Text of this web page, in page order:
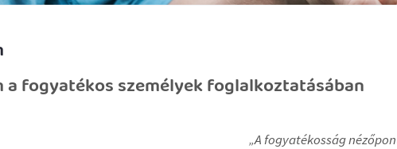
a fogyatékos személyek foglalkoztatásában
„A fogyatékosság